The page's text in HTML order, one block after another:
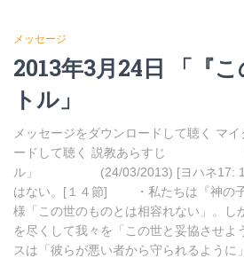
メッセージ
2013年3月24日 「『
トル」
メッセージをダウンロードして聴く マ
ードして聴く 説教あらすじ 「『
ル」 (24/03/2013) [ヨハネ17: 14-
はない。[１４節] ・私たちは『神の子
様「この世のものとは相容れない」。し
を尽くして我々を「この世と妥協させよ
スは「彼らが悪い者から守られるように